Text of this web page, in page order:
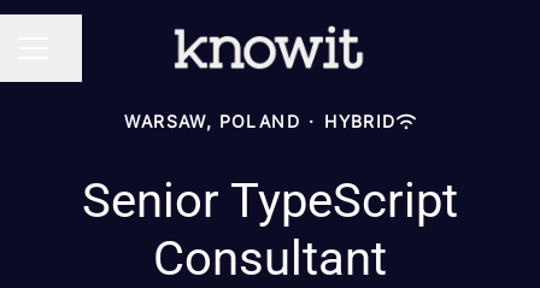
WARSAW, POLAND · HYBRID
Senior TypeScript
Consultant